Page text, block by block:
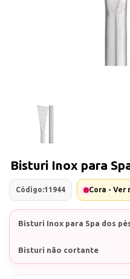
Bisturi Inox para
Código:11944 Cora - Ver
Bisturi Inox para Spa dos
Bisturi não cortante